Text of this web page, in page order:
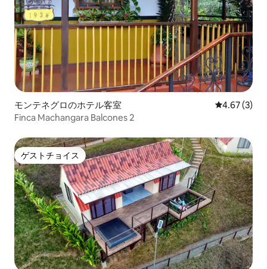
モンテネグロのホテル客室 レビュー3
4.67 (3)
Finca Machangara Balcones 2
ゲストチョイス
ゲストチョイス